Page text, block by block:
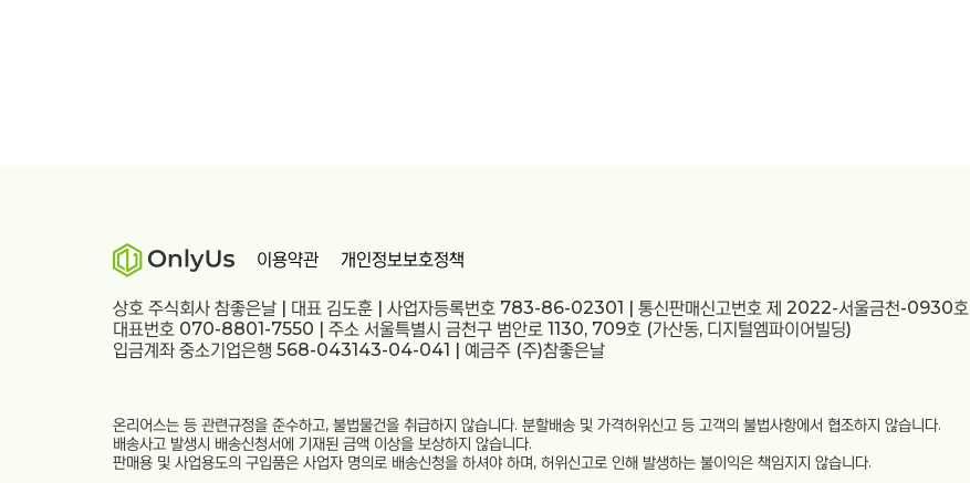
이용약관 개인정보보호정책
상호 주식회사 참좋은날 | 대표 김도훈 | 사업자등록번호 783-86-02301 | 통신판매신고번호 제 2022-서울금천-0930호
대표번호 070-8801-7550 | 주소 서울특별시 금천구 범안로 1130, 709호 (가산동, 디지털엠파이어빌딩)
입금계좌 중소기업은행 568-043143-04-041 | 예금주 (주)참좋은날
온리어스는 등 관련규정을 준수하고, 불법물건을 취급하지 않습니다. 분할배송 및 가격허위신고 등 고객의 불법사항에서 협조하지 않습니다.
배송사고 발생시 배송신청서에 기재된 금액 이상을 보상하지 않습니다.
판매용 및 사업용도의 구입품은 사업자 명의로 배송신청을 하셔야 하며, 허위신고로 인해 발생하는 불이익은 책임지지 않습니다.